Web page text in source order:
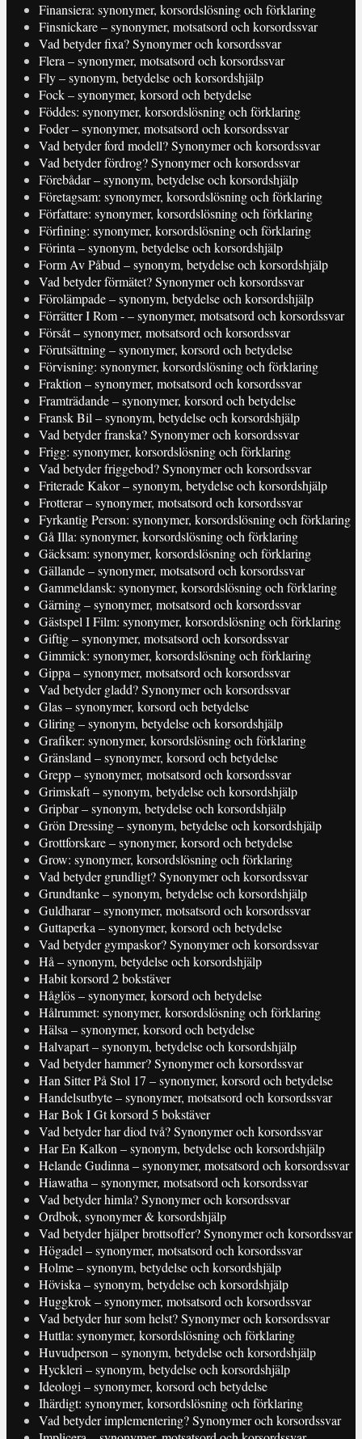
Finansiera: synonymer, korsordslösning och förklaring
Finsnickare – synonymer, motsatsord och korsordssvar
Vad betyder fixa? Synonymer och korsordssvar
Flera – synonymer, motsatsord och korsordssvar
Fly – synonym, betydelse och korsordshjälp
Fock – synonymer, korsord och betydelse
Föddes: synonymer, korsordslösning och förklaring
Foder – synonymer, motsatsord och korsordssvar
Vad betyder ford modell? Synonymer och korsordssvar
Vad betyder fördrog? Synonymer och korsordssvar
Förebådar – synonym, betydelse och korsordshjälp
Företagsam: synonymer, korsordslösning och förklaring
Författare: synonymer, korsordslösning och förklaring
Förfining: synonymer, korsordslösning och förklaring
Förinta – synonym, betydelse och korsordshjälp
Form Av Påbud – synonym, betydelse och korsordshjälp
Vad betyder förmätet? Synonymer och korsordssvar
Förolämpade – synonym, betydelse och korsordshjälp
Förrätter I Rom - – synonymer, motsatsord och korsordssvar
Försåt – synonymer, motsatsord och korsordssvar
Förutsättning – synonymer, korsord och betydelse
Förvisning: synonymer, korsordslösning och förklaring
Fraktion – synonymer, motsatsord och korsordssvar
Framträdande – synonymer, korsord och betydelse
Fransk Bil – synonym, betydelse och korsordshjälp
Vad betyder franska? Synonymer och korsordssvar
Frigg: synonymer, korsordslösning och förklaring
Vad betyder friggebod? Synonymer och korsordssvar
Friterade Kakor – synonym, betydelse och korsordshjälp
Frotterar – synonymer, motsatsord och korsordssvar
Fyrkantig Person: synonymer, korsordslösning och förklaring
Gå Illa: synonymer, korsordslösning och förklaring
Gäcksam: synonymer, korsordslösning och förklaring
Gällande – synonymer, motsatsord och korsordssvar
Gammeldansk: synonymer, korsordslösning och förklaring
Gärning – synonymer, motsatsord och korsordssvar
Gästspel I Film: synonymer, korsordslösning och förklaring
Giftig – synonymer, motsatsord och korsordssvar
Gimmick: synonymer, korsordslösning och förklaring
Gippa – synonymer, motsatsord och korsordssvar
Vad betyder gladd? Synonymer och korsordssvar
Glas – synonymer, korsord och betydelse
Gliring – synonym, betydelse och korsordshjälp
Grafiker: synonymer, korsordslösning och förklaring
Gränsland – synonymer, korsord och betydelse
Grepp – synonymer, motsatsord och korsordssvar
Grimskaft – synonym, betydelse och korsordshjälp
Gripbar – synonym, betydelse och korsordshjälp
Grön Dressing – synonym, betydelse och korsordshjälp
Grottforskare – synonymer, korsord och betydelse
Grow: synonymer, korsordslösning och förklaring
Vad betyder grundligt? Synonymer och korsordssvar
Grundtanke – synonym, betydelse och korsordshjälp
Guldharar – synonymer, motsatsord och korsordssvar
Guttaperka – synonymer, korsord och betydelse
Vad betyder gympaskor? Synonymer och korsordssvar
Hå – synonym, betydelse och korsordshjälp
Habit korsord 2 bokstäver
Håglös – synonymer, korsord och betydelse
Hålrummet: synonymer, korsordslösning och förklaring
Hälsa – synonymer, korsord och betydelse
Halvapart – synonym, betydelse och korsordshjälp
Vad betyder hammer? Synonymer och korsordssvar
Han Sitter På Stol 17 – synonymer, korsord och betydelse
Handelsutbyte – synonymer, motsatsord och korsordssvar
Har Bok I Gt korsord 5 bokstäver
Vad betyder har diod två? Synonymer och korsordssvar
Har En Kalkon – synonym, betydelse och korsordshjälp
Helande Gudinna – synonymer, motsatsord och korsordssvar
Hiawatha – synonymer, motsatsord och korsordssvar
Vad betyder himla? Synonymer och korsordssvar
Ordbok, synonymer & korsordshjälp
Vad betyder hjälper brottsoffer? Synonymer och korsordssvar
Högadel – synonymer, motsatsord och korsordssvar
Holme – synonym, betydelse och korsordshjälp
Höviska – synonym, betydelse och korsordshjälp
Huggkrok – synonymer, motsatsord och korsordssvar
Vad betyder hur som helst? Synonymer och korsordssvar
Huttla: synonymer, korsordslösning och förklaring
Huvudperson – synonym, betydelse och korsordshjälp
Hyckleri – synonym, betydelse och korsordshjälp
Ideologi – synonymer, korsord och betydelse
Ihärdigt: synonymer, korsordslösning och förklaring
Vad betyder implementering? Synonymer och korsordssvar